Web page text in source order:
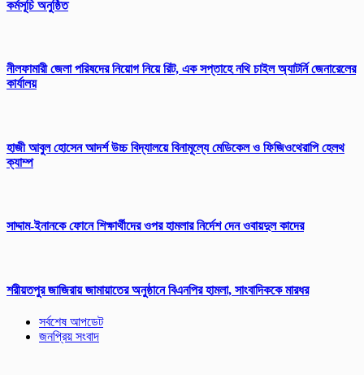
কর্মসূচি অনুষ্ঠিত
নীলফামারী জেলা পরিষদের নিয়োগ নিয়ে রিট, এক সপ্তাহে নথি চাইল অ্যাটর্নি জেনারেলের
কার্যালয়
হাজী আবুল হোসেন আদর্শ উচ্চ বিদ্যালয়ে বিনামূল্যে মেডিকেল ও ফিজিওথেরাপি হেলথ
ক্যাম্প
সাদ্দাম-ইনানকে ফোনে শিক্ষার্থীদের ওপর হামলার নির্দেশ দেন ওবায়দুল কাদের
শরীয়তপুর জাজিরায় জামায়াতের অনুষ্ঠানে বিএনপির হামলা, সাংবাদিককে মারধর
সর্বশেষ আপডেট
জনপ্রিয় সংবাদ